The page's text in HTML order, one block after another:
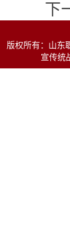
下
版权所有：山东
宣传统